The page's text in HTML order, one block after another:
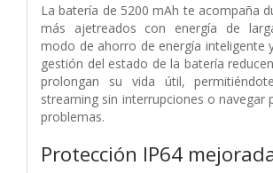
La batería de 5200 mAh te acompaña
más ajetreados con energía de
modo de ahorro de energía inteligente
gestión del estado de la batería
prolongan su vida útil,
streaming sin interrupciones o navegar
problemas.
Protección IP64